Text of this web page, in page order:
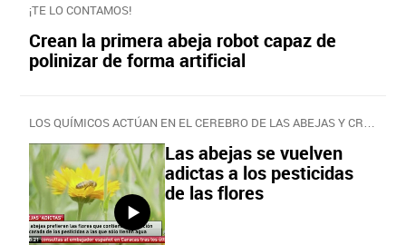
¡TE LO CONTAMOS!
Crean la primera abeja robot capaz de
polinizar de forma artificial
LOS QUÍMICOS ACTÚAN EN EL CEREBRO DE LAS ABEJAS Y CREAN ADICCIÓN
Las abejas se vuelven
adictas a los pesticidas
de las flores